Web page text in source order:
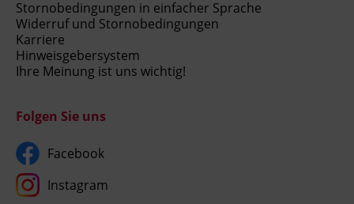
Stornobedingungen in einfacher Sprache
Widerruf und Stornobedingungen
Karriere
Hinweisgebersystem
Ihre Meinung ist uns wichtig!
Folgen Sie uns
Facebook
Instagram